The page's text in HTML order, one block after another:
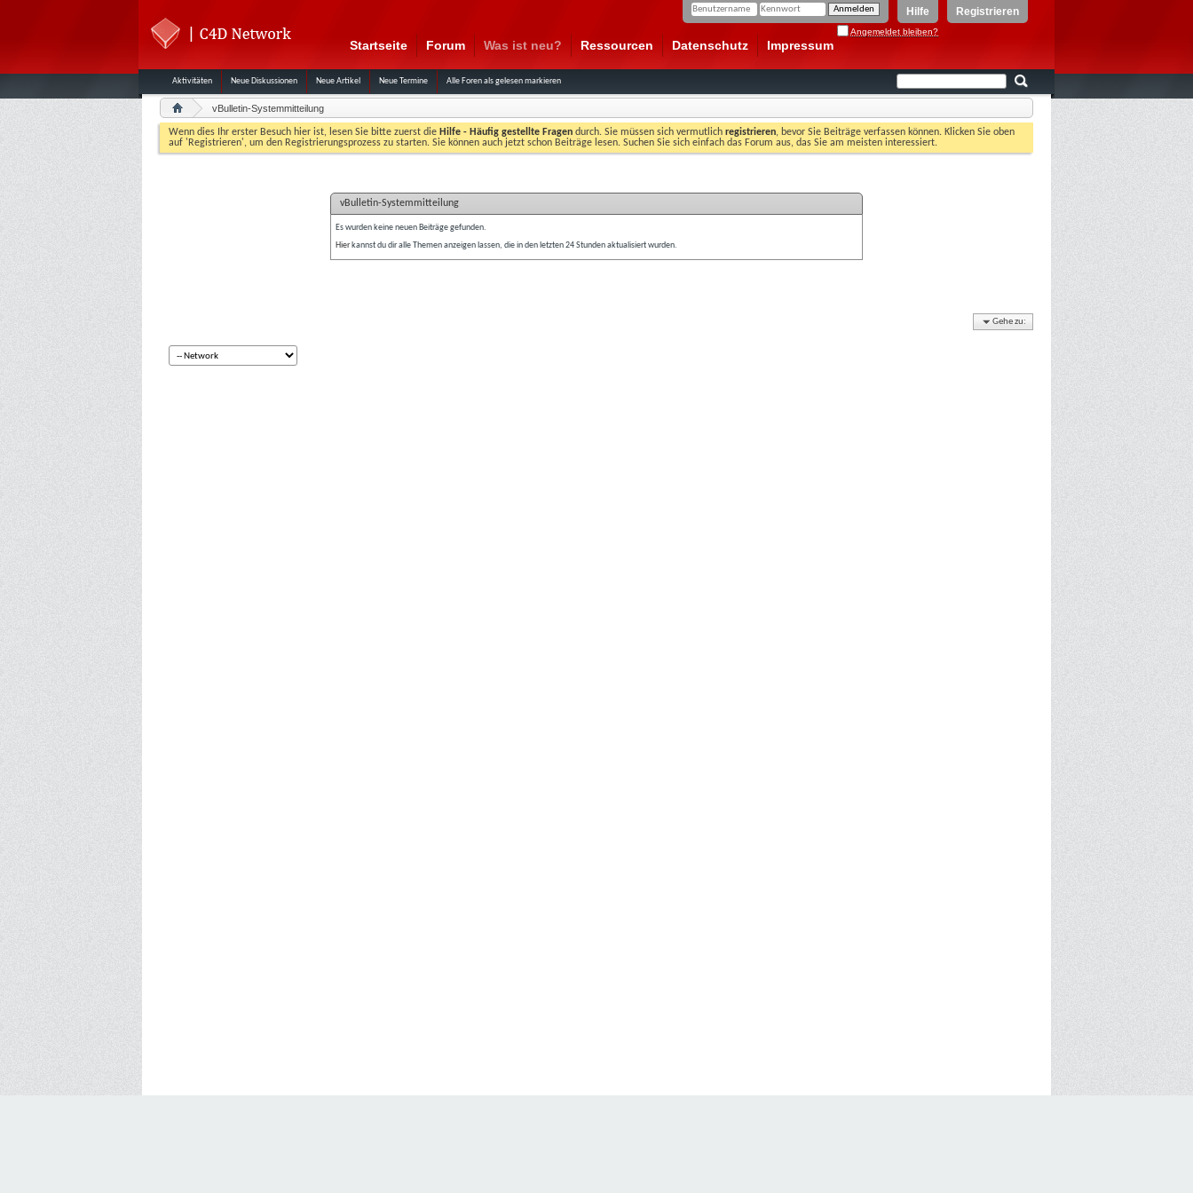
Registrieren
Hilfe
Angemeldet bleiben?
Startseite Forum Was ist neu?
Aktivitäten Neue Diskussionen Neue Artikel Neue Termine Alle Foren als gelesen markieren
Ressourcen Datenschutz Impressum
vBulletin-Systemmitteilung
Wenn dies Ihr erster Besuch hier ist, lesen Sie bitte zuerst die Hilfe - Häufig gestellte Fragen durch. Sie müssen sich vermutlich registrieren, bevor Sie Beiträge verfassen können. Klicken Sie oben
auf 'Registrieren', um den Registrierungsprozess zu starten. Sie können auch jetzt schon Beiträge lesen. Suchen Sie sich einfach das Forum aus, das Sie am meisten interessiert.
vBulletin-Systemmitteilung
Es wurden keine neuen Beiträge gefunden.
Hierkannst du dir alle Themen anzeigen lassen, die in den letzten 24 Stunden aktualisiert wurden.
Gehe zu: